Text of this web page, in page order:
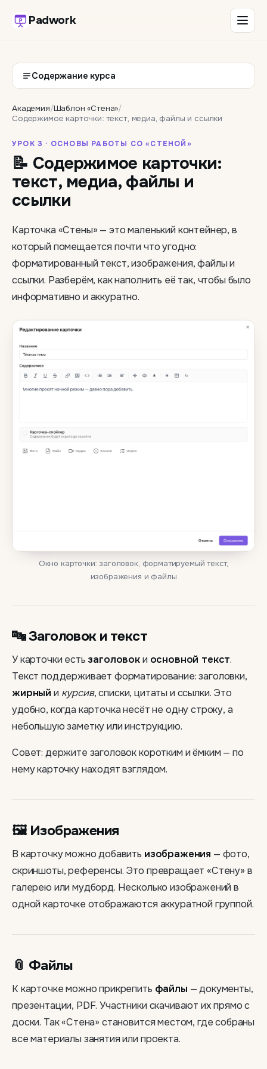
Padwork
Содержание курса
Академия/Шаблон «Стена»/
Содержимое карточки: текст, медиа, файлы и ссылки
УРОК 3 · ОСНОВЫ РАБОТЫ СО «СТЕНОЙ»
📝 Содержимое карточки:
текст, медиа, файлы и
ссылки
Карточка «Стены» — это маленький контейнер, в
который помещается почти что угодно:
форматированный текст, изображения, файлы и
ссылки. Разберём, как наполнить её так, чтобы было
информативно и аккуратно.
Окно карточки: заголовок, форматируемый текст,
изображения и файлы
🔤 Заголовок и текст
У карточки естьзаголовоки основной текст.
Текст поддерживает форматирование: заголовки,
жирный и курсив, списки, цитаты и ссылки. Это
удобно, когда карточка несёт не одну строку, а
небольшую заметку или инструкцию.
Совет: держите заголовок коротким и ёмким — по
нему карточку находят взглядом.
🖼 Изображения
В карточку можно добавить изображения — фото,
скриншоты, референсы. Это превращает «Стену» в
галерею или мудборд. Несколько изображений в
одной карточке отображаются аккуратной группой.
📎 Файлы
К карточке можно прикрепить файлы — документы,
презентации, PDF. Участники скачивают их прямо с
доски. Так «Стена» становится местом, где собраны
все материалы занятия или проекта.